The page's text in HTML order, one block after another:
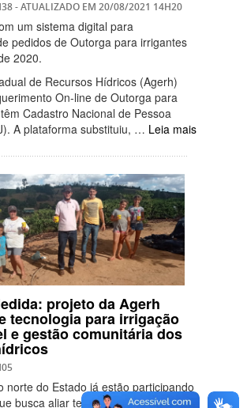
- ATUALIZADO EM 20/08/2021 14H20
um sistema digital para
pedidos de Outorga para irrigantes
2020.
de Recursos Hídricos (Agerh)
On-line de Outorga para
Cadastro Nacional de Pessoa
A plataforma substituiu, … Leia mais
projeto da Agerh
tecnologia para irrigação
e gestão comunitária dos
norte do Estado já estão participando
busca aliar tecnologia à irrigação de